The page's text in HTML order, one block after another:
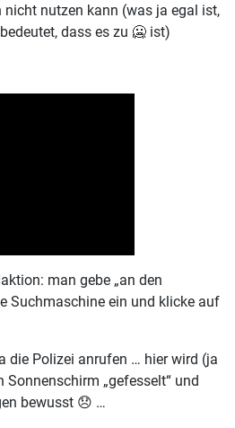
nutzen kann (was ja egal ist,
dass es zu 🥶 ist)
man gebe „an den
Suchmaschine ein und klicke auf
die Polizei anrufen … hier wird (ja
Sonnenschirm „gefesselt“ und
bewusst 😞 …